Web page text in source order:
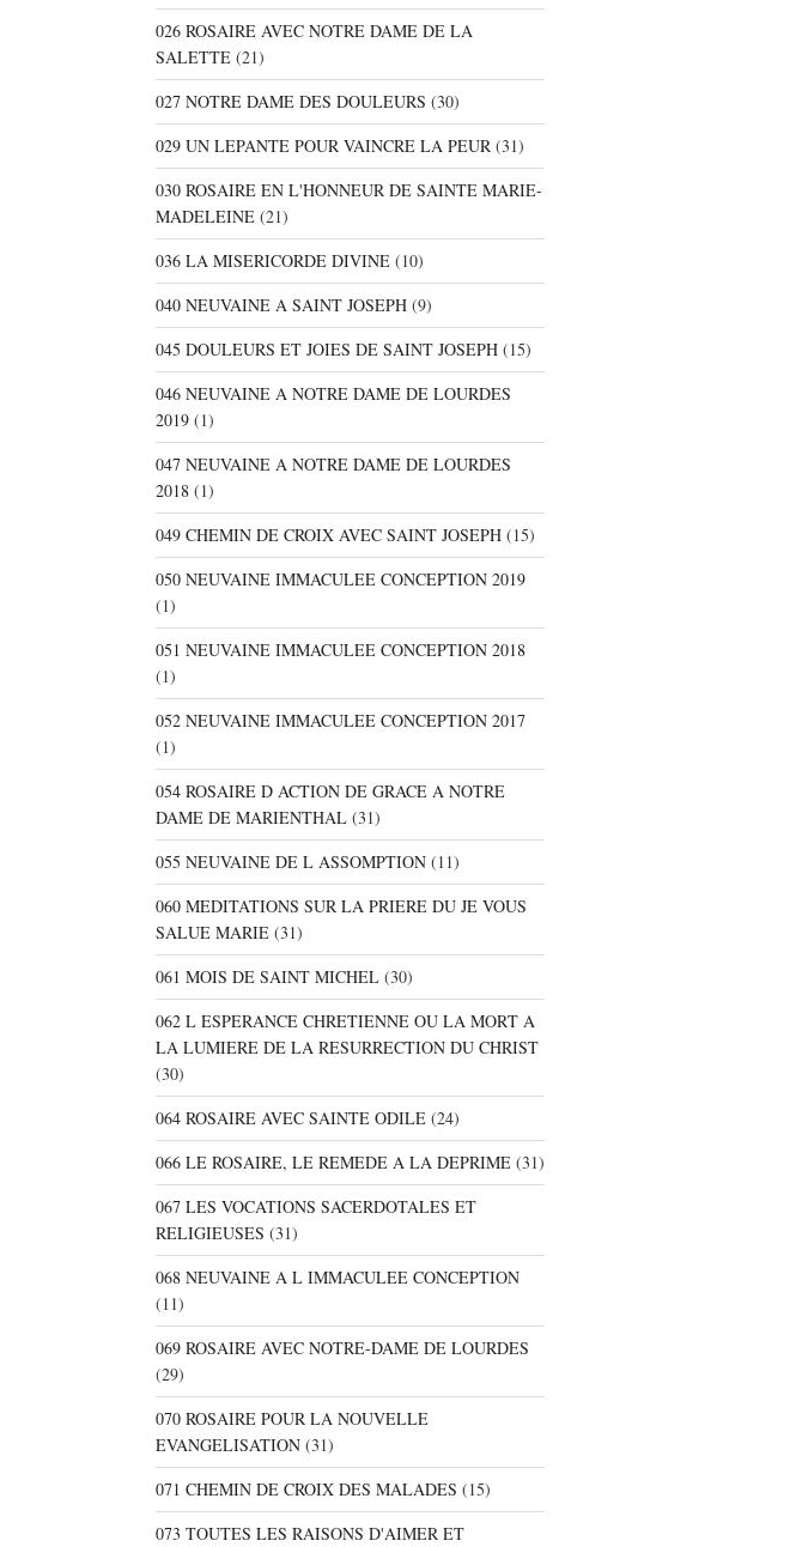
026 ROSAIRE AVEC NOTRE DAME DE LA
SALETTE(21)
027 NOTRE DAME DES DOULEURS (30)
029 UN LEPANTE POUR VAINCRE LA PEUR(31)
030 ROSAIRE EN L'HONNEUR DE SAINTE MARIE-
MADELEINE(21)
036 LA MISERICORDE DIVINE(10)
040 NEUVAINE A SAINT JOSEPH(9)
045 DOULEURS ET JOIES DE SAINT JOSEPH(15)
046 NEUVAINE A NOTRE DAME DE LOURDES
2019(1)
047 NEUVAINE A NOTRE DAME DE LOURDES
2018(1)
049 CHEMIN DE CROIX AVEC SAINT JOSEPH(15)
050 NEUVAINE IMMACULEE CONCEPTION 2019
(1)
051 NEUVAINE IMMACULEE CONCEPTION 2018
(1)
052 NEUVAINE IMMACULEE CONCEPTION 2017
(1)
054 ROSAIRE D ACTION DE GRACE A NOTRE
DAME DE MARIENTHAL(31)
055 NEUVAINE DE L ASSOMPTION(11)
060 MEDITATIONS SUR LA PRIERE DU JE VOUS
SALUE MARIE(31)
061 MOIS DE SAINT MICHEL(30)
062 L ESPERANCE CHRETIENNE OU LA MORT A
LA LUMIERE DE LA RESURRECTION DU CHRIST
(30)
064 ROSAIRE AVEC SAINTE ODILE(24)
066 LE ROSAIRE, LE REMEDE A LA DEPRIME(31)
067 LES VOCATIONS SACERDOTALES ET
RELIGIEUSES (31)
068 NEUVAINE A L IMMACULEE CONCEPTION
(11)
069 ROSAIRE AVEC NOTRE-DAME DE LOURDES
(29)
070 ROSAIRE POUR LA NOUVELLE
EVANGELISATION(31)
071 CHEMIN DE CROIX DES MALADES (15)
073 TOUTES LES RAISONS D'AIMER ET